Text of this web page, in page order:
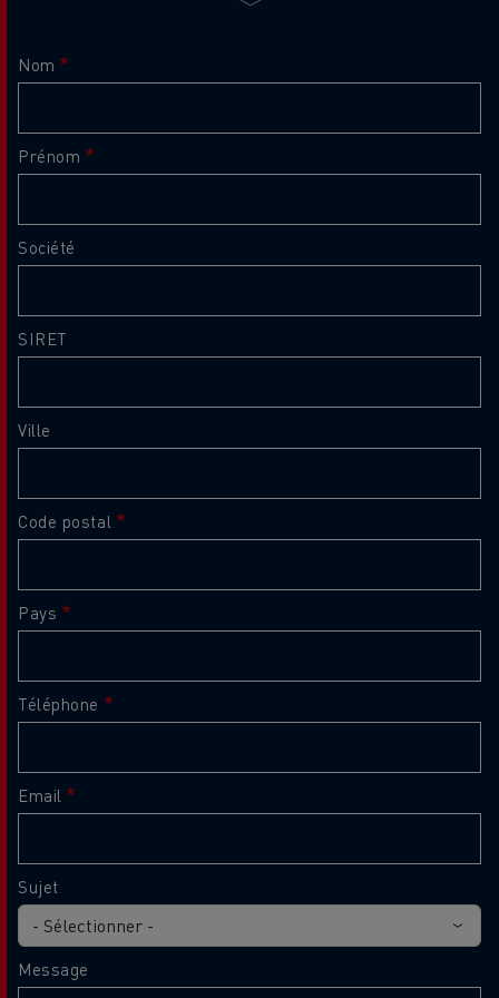
Nom
Prénom
Société
SIRET
Ville
Code postal
Pays
Téléphone
Email
Sujet
Message